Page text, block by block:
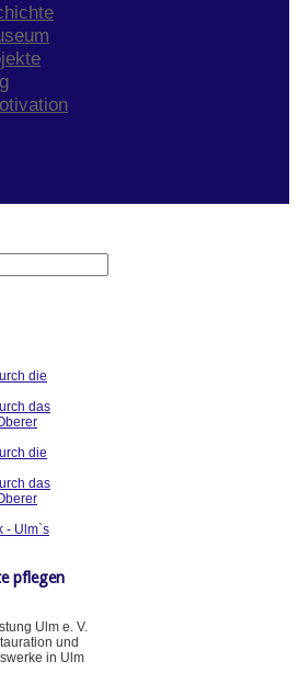
die
das
die
das
- Ulm`s
pflegen
Ulm e. V.
und
in Ulm